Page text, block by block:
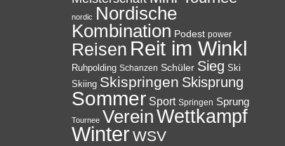
nordic Nordische
Kombination Podest power
Reisen Reit im Winkl
Ruhpolding Schanzen Schüler Sieg Ski
Skiing Skispringen Skisprung
Sommer Sport Springen Sprung
Tournee VereinWettkampf
WinterWSV